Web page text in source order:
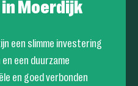
Moerdijk
een slimme investering
een duurzame
en goed verbonden